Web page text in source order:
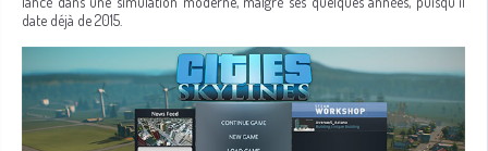
date déjà de 2015.